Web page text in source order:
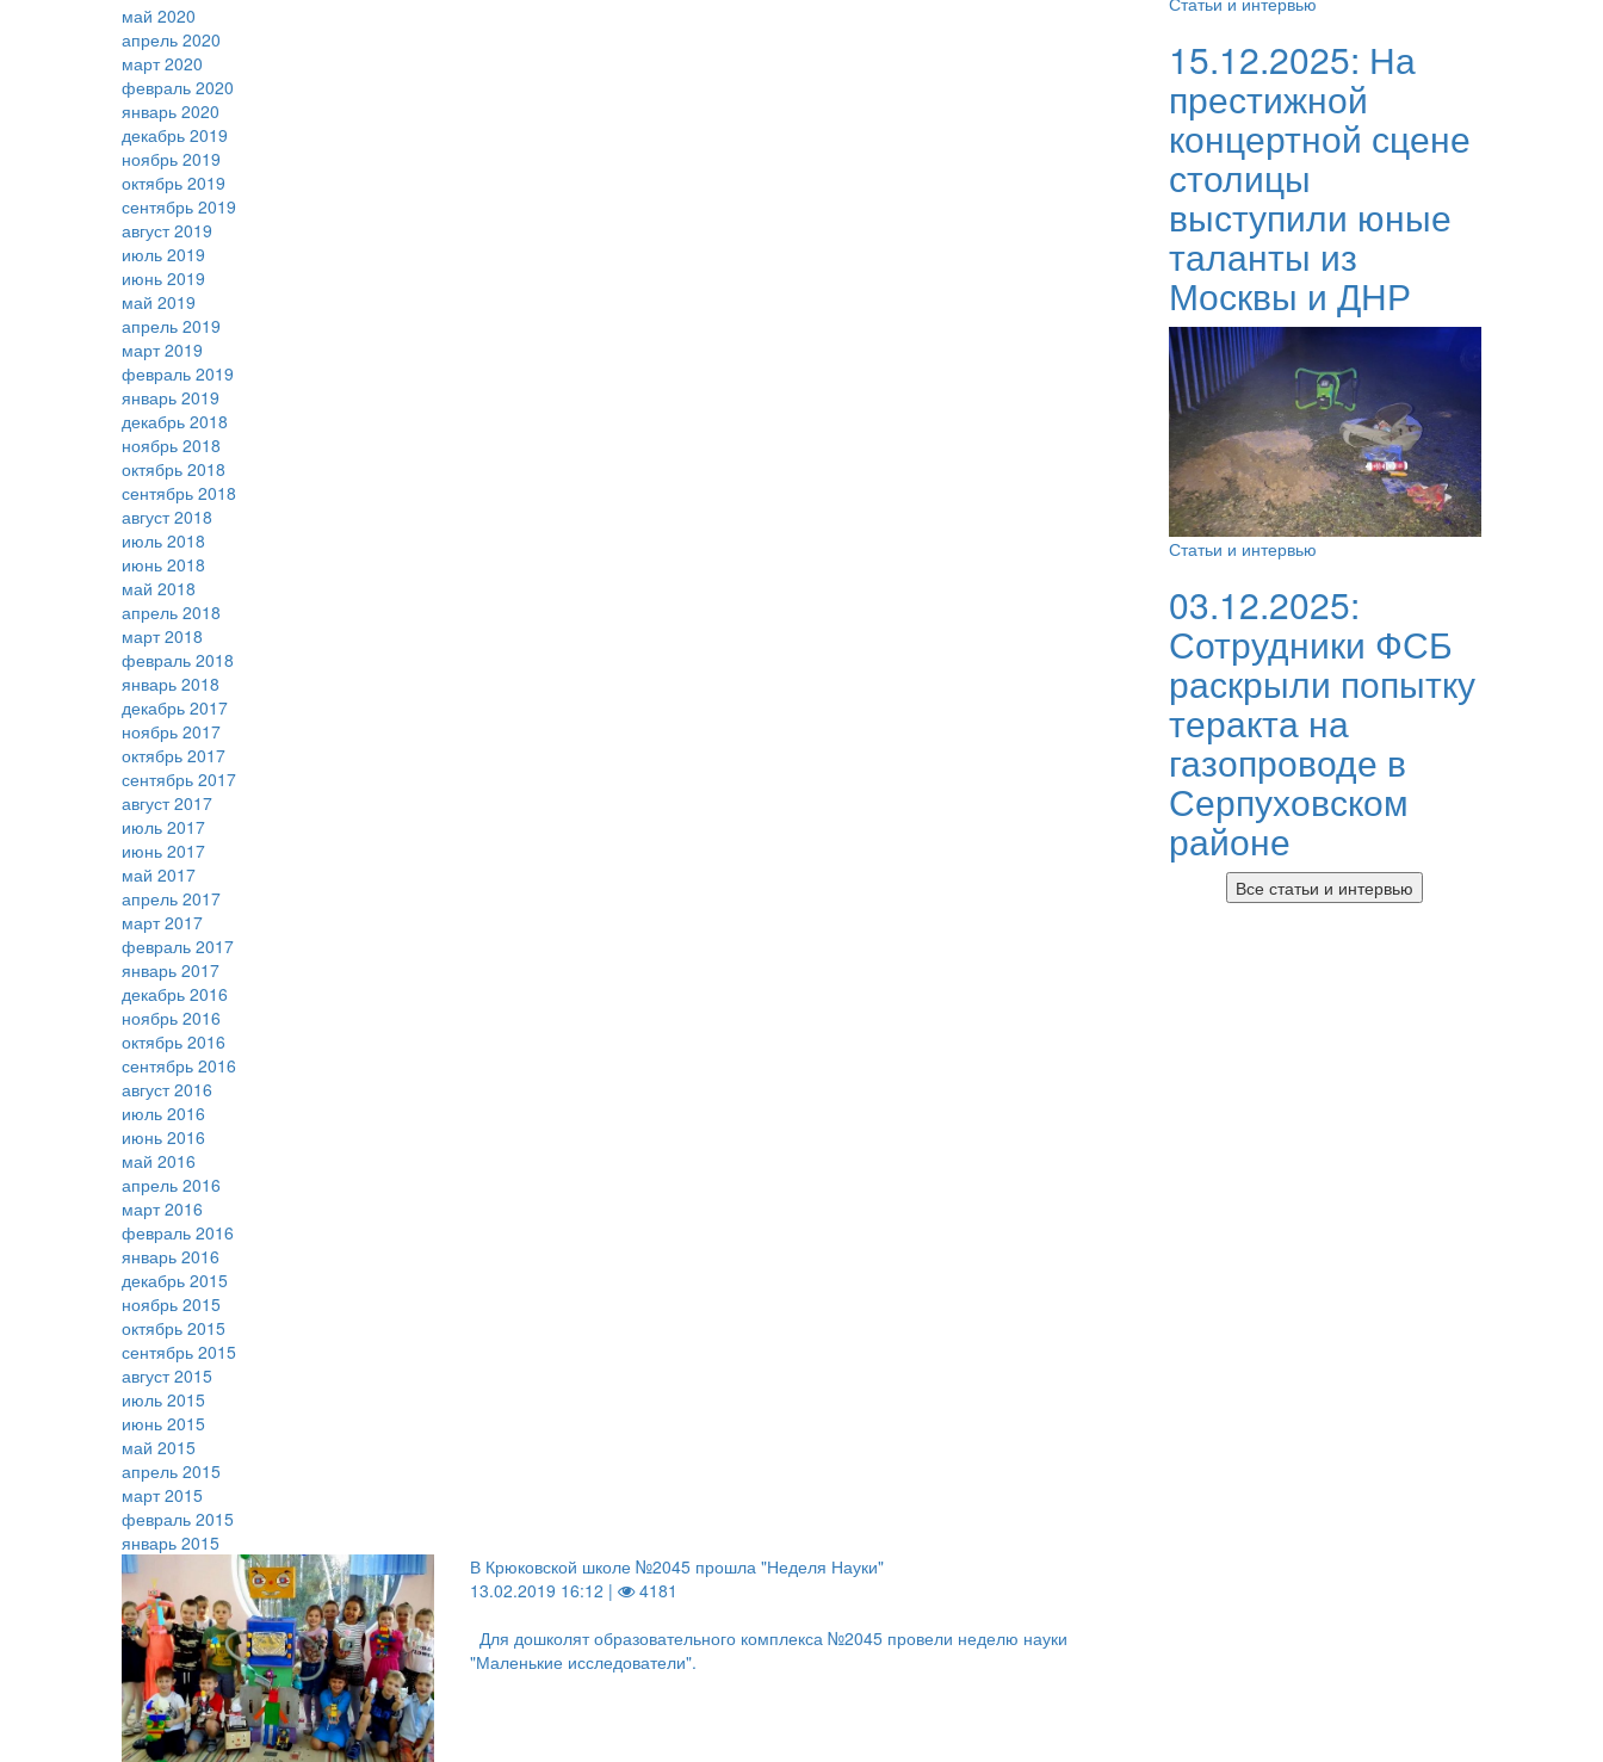
май 2020
апрель 2020
март 2020
февраль 2020
январь 2020
декабрь 2019
ноябрь 2019
октябрь 2019
сентябрь 2019
август 2019
июль 2019
июнь 2019
май 2019
апрель 2019
март 2019
февраль 2019
январь 2019
декабрь 2018
ноябрь 2018
октябрь 2018
сентябрь 2018
август 2018
июль 2018
июнь 2018
май 2018
апрель 2018
март 2018
февраль 2018
январь 2018
декабрь 2017
ноябрь 2017
октябрь 2017
сентябрь 2017
август 2017
июль 2017
июнь 2017
май 2017
апрель 2017
март 2017
февраль 2017
январь 2017
декабрь 2016
ноябрь 2016
октябрь 2016
сентябрь 2016
август 2016
июль 2016
июнь 2016
май 2016
апрель 2016
март 2016
февраль 2016
январь 2016
декабрь 2015
ноябрь 2015
октябрь 2015
сентябрь 2015
август 2015
июль 2015
июнь 2015
май 2015
апрель 2015
март 2015
февраль 2015
январь 2015
В Крюковской школе №2045 прошла "Неделя Науки"
13.02.2019 16:12 |
4181
Для дошколят образовательного комплекса №2045 провели неделю науки
"Маленькие исследователи".
15.12.2025: На
престижной
концертной сцене
столицы
выступили юные
таланты из
Москвы и ДНР
Статьи и интервью
03.12.2025:
Сотрудники ФСБ
раскрыли попытку
теракта на
газопроводе в
Серпуховском
районе
Все статьи и интервью